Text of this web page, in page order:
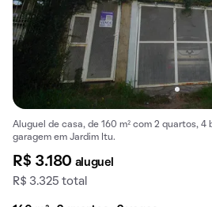
Aluguel de casa, de 160 m² com 2 quartos, 4
garagem em Jardim Itu.
R$ 3.180 aluguel
R$ 3.325 total